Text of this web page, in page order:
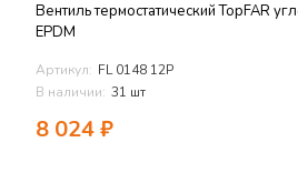
Вентиль термостатический TopFAR
EPDM
Артикул: FL 0148 12P
В наличии: 31 шт
8 024₽